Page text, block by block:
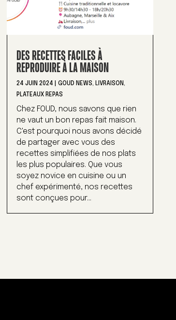
DES RECETTES FACILES À
REPRODUIRE À LA MAISON
24 JUIN 2024 |GOUD NEWS, LIVRAISON,
PLATEAUX REPAS
Chez FOUD, nous savons que rien
ne vaut un bon repas fait maison.
C'est pourquoi nous avons décidé
de partager avec vous des
recettes simplifiées de nos plats
les plus populaires. Que vous
soyez novice en cuisine ou un
chef expérimenté, nos recettes
sont conçues pour...